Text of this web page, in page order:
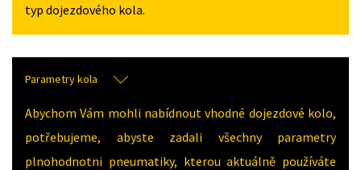
typ dojezdového kola.
Parametry kola
Abychom Vám mohli nabídnout vhodné dojezdové kolo,
potřebujeme, abyste zadali všechny parametry
plnohodnotni pneumatiky, kterou aktuálně používáte